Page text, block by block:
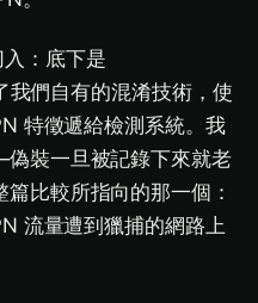
：底下是
們自有的混淆技術，使
特徵遞給檢測系統。我
裝一旦被記錄下來就老
比較所指向的那一個：
流量遭到獵捕的網路上